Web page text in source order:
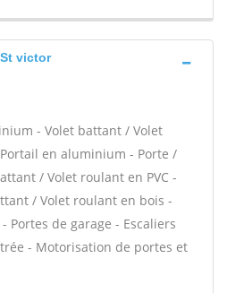
victor
- Volet battant / Volet
en aluminium - Porte /
/ Volet roulant en PVC -
/ Volet roulant en bois -
Portes de garage - Escaliers
- Motorisation de portes et